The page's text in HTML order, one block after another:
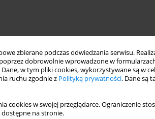
zbierane podczas odwiedzania serwisu.
dobrowolnie wprowadzone w
w tym pliki cookies, wykorzystywane są w
ruchu zgodnie z Polityką prywatności. Dane są
cookies w swojej przeglądarce. Ograniczenie
na stronie.